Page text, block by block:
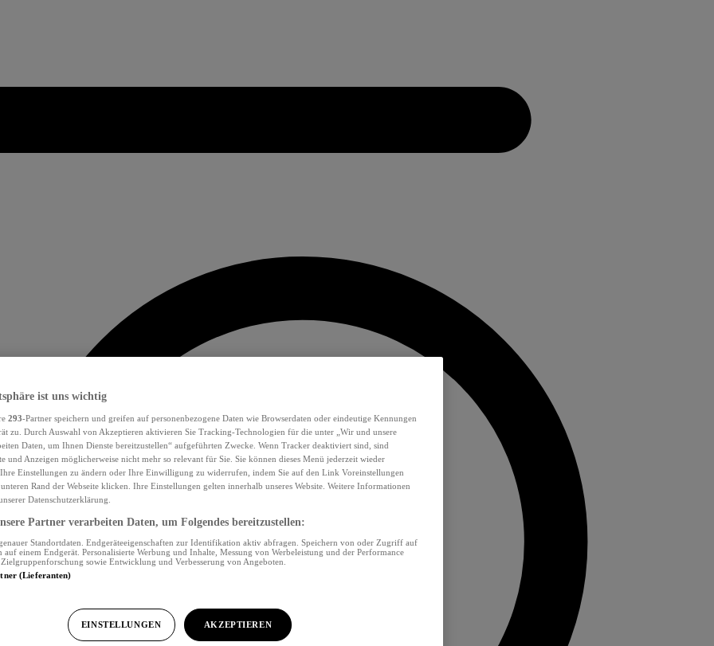
ist uns wichtig
293-Partner speichern und greifen auf personenbezogene Daten wie Browserdaten oder eindeutige Kennungen
zu. Durch Auswahl von Akzeptieren aktivieren Sie Tracking-Technologien für die unter „Wir und unsere
Daten, um Ihnen Dienste bereitzustellen“ aufgeführten Zwecke. Wenn Tracker deaktiviert sind, sind
und Anzeigen möglicherweise nicht mehr so relevant für Sie. Sie können dieses Menü jederzeit wieder
Einstellungen zu ändern oder Ihre Einwilligung zu widerrufen, indem Sie auf den Link Voreinstellungen
Rand der Webseite klicken. Ihre Einstellungen gelten innerhalb unseres Website. Weitere Informationen
Datenschutzerklärung.
Partner verarbeiten Daten, um Folgendes bereitzustellen:
Standortdaten. Endgeräteeigenschaften zur Identifikation aktiv abfragen. Speichern von oder Zugriff auf
einem Endgerät. Personalisierte Werbung und Inhalte, Messung von Werbeleistung und der Performance
sowie Entwicklung und Verbesserung von Angeboten.
(Lieferanten)
EINSTELLUNGEN AKZEPTIEREN